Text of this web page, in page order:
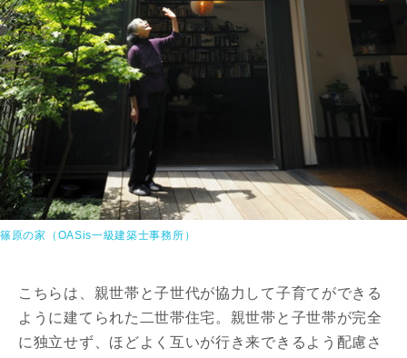
篠原の家（OASis一級建築士事務所）
こちらは、親世帯と子世代が協力して子育てができる
ように建てられた二世帯住宅。親世帯と子世帯が完全
に独立せず、ほどよく互いが行き来できるよう配慮さ